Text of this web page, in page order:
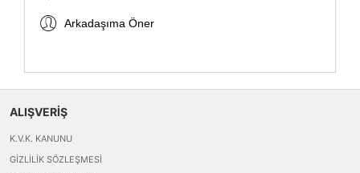
Arkadaşıma Öner
ALIŞVERİŞ
K.V.K. KANUNU
GIZLILIK SÖZLEŞMESI